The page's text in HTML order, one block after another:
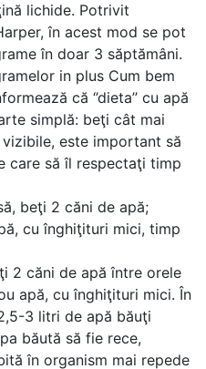
lichide. Potrivit
în acest mod se pot
în doar 3 săptămâni.
in plus Cum bem
că ‘’dieta’’ cu apă
simplă: beţi cât mai
este important să
care să îl respectaţi timp
beţi 2 căni de apă;
cu înghiţituri mici, timp
2 căni de apă între orele
apă, cu înghiţituri mici. În
3 litri de apă băuţi
băută să fie rece,
în organism mai repede